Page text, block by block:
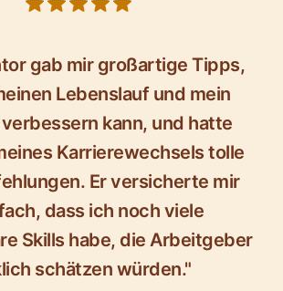
gab mir großartige Tipps,
Lebenslauf und mein
kann, und hatte
Karrierewechsels tolle
Er versicherte mir
dass ich noch viele
Skills habe, die Arbeitgeber
schätzen würden."